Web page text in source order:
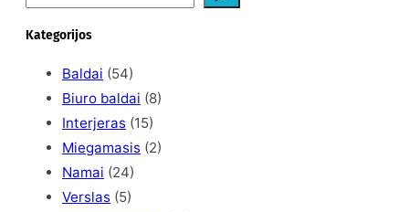
e
a
Kategorijos
Baldai (54)
Biuro baldai (8)
Interjeras (15)
Miegamasis (2)
Namai (24)
Verslas (5)